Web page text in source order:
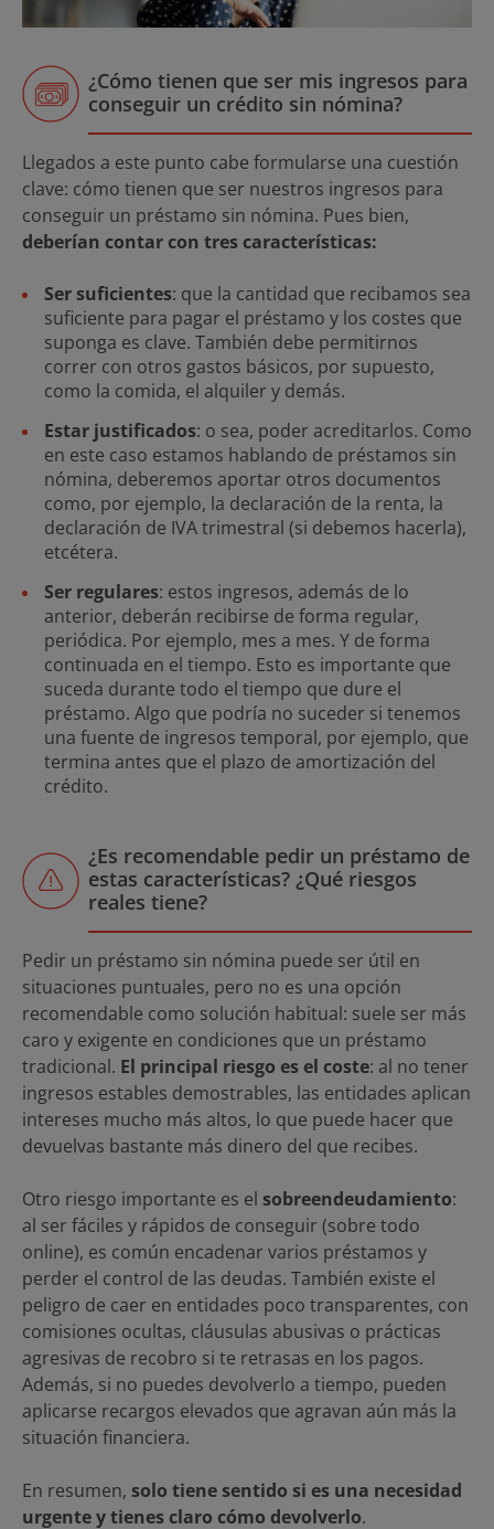
¿Cómo tienen que ser mis ingresos para
conseguir un crédito sin nómina?
Llegados a este punto cabe formularse una cuestión
clave: cómo tienen que ser nuestros ingresos para
conseguir un préstamo sin nómina. Pues bien,
deberían contar con tres características:
Ser suficientes: que la cantidad que recibamos sea
suficiente para pagar el préstamo y los costes que
suponga es clave. También debe permitirnos
correr con otros gastos básicos, por supuesto,
como la comida, el alquiler y demás.
Estar justificados: o sea, poder acreditarlos. Como
en este caso estamos hablando de préstamos sin
nómina, deberemos aportar otros documentos
como, por ejemplo, la declaración de la renta, la
declaración de IVA trimestral (si debemos hacerla),
etcétera.
Ser regulares: estos ingresos, además de lo
anterior, deberán recibirse de forma regular,
periódica. Por ejemplo, mes a mes. Y de forma
continuada en el tiempo. Esto es importante que
suceda durante todo el tiempo que dure el
préstamo. Algo que podría no suceder si tenemos
una fuente de ingresos temporal, por ejemplo, que
termina antes que el plazo de amortización del
crédito.
¿Es recomendable pedir un préstamo de
estas características? ¿Qué riesgos
reales tiene?
Pedir un préstamo sin nómina puede ser útil en
situaciones puntuales, pero no es una opción
recomendable como solución habitual: suele ser más
caro y exigente en condiciones que un préstamo
tradicional. El principal riesgo es el coste: al no tener
ingresos estables demostrables, las entidades aplican
intereses mucho más altos, lo que puede hacer que
devuelvas bastante más dinero del que recibes.
Otro riesgo importante es el sobreendeudamiento:
al ser fáciles y rápidos de conseguir (sobre todo
online), es común encadenar varios préstamos y
perder el control de las deudas. También existe el
peligro de caer en entidades poco transparentes, con
comisiones ocultas, cláusulas abusivas o prácticas
agresivas de recobro si te retrasas en los pagos.
Además, si no puedes devolverlo a tiempo, pueden
aplicarse recargos elevados que agravan aún más la
situación financiera.
En resumen, solo tiene sentido si es una necesidad
urgente y tienes claro cómo devolverlo.